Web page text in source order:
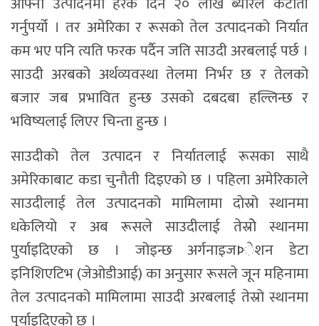
गर्नुपर्यो । तर अमेरिका र रूसको तेल उत्पादनको निर्यात
कम भए पनि त्यति फरक पर्दैन जति साउदी अरबलाई पर्छ ।
साउदी अरबको अर्थव्यवस्था तेलमा निर्भर छ र तेलको
बजार जब प्रभावित हुन्छ उसको दबदबा हल्लिन्छ र
भविष्यलाई लिएर चिन्ता हुन्छ ।
साउदीको तेल उत्पादन र निर्यातलाई रूसका साथै
अमेरिकाबाट कडा चुनौती दिइएको छ । पहिला अमेरिकाले
साउदीलाई तेल उत्पादनको मामिलामा दोस्रो स्थानमा
धकेलियो र अब रूसले साउदीलाई तेस्रोे स्थानमा
पुर्याइदिएको छ । जोइन्छ अर्गनाइजÞेशन डेटा
इनिशिएटिभ (जेओडीआई) का अनुसार रूसले जून महिनामा
तेल उत्पादनको मामिलामा साउदी अरबलाई तेस्रो स्थानमा
पुर्याइदिएको छ ।